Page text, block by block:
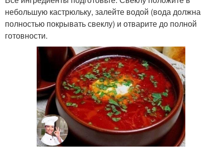
небольшую кастрюльку, залейте водой (вода должна
полностью покрывать свеклу) и отварите до полной
готовности.